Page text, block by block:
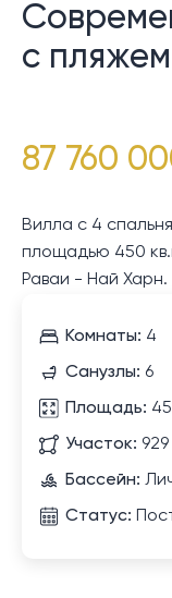
с
87 760
Вилла с 4
площадью 450
Раваи - Най Харн.
Комнаты: 4
Санузлы: 6
Площадь:
Участок: 929
Бассейн:
Статус: